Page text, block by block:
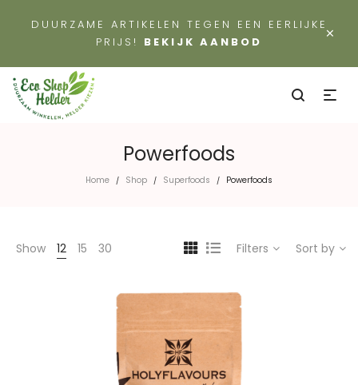
×
DUURZAME ARTIKELEN TEGEN EEN EERLIJKE
PRIJS! BEKIJK AANBOD
Powerfoods
Home / Shop / Superfoods / Powerfoods
Show 12 15 30 Filters Sort by